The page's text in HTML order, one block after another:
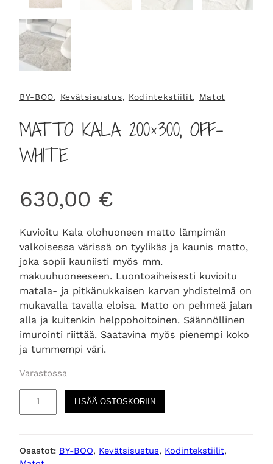
BY-BOO, Kevätsisustus, Kodintekstiilit, Matot
MATTO KALA 200×300, OFF-
WHITE
630,00 €
Kuvioitu Kala olohuoneen matto lämpimän
valkoisessa värissä on tyylikäs ja kaunis matto,
joka sopii kauniisti myös mm.
makuuhuoneeseen. Luontoaiheisesti kuvioitu
matala- ja pitkänukkaisen karvan yhdistelmä on
mukavalla tavalla eloisa. Matto on pehmeä jalan
alla ja kuitenkin helppohoitoinen. Säännöllinen
imurointi riittää. Saatavina myös pienempi koko
ja tummempi väri.
Varastossa
o
LISÄÄ OSTOSKORIIN
Osastot: BY-BOO, Kevätsisustus, Kodintekstiilit